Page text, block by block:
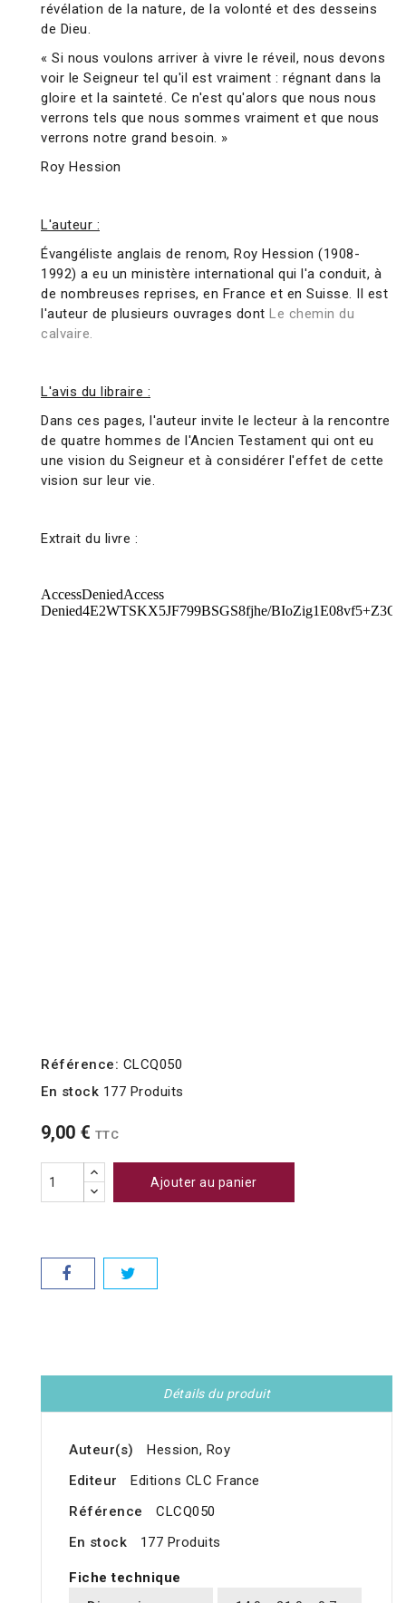
révélation de la nature, de la volonté et des desseins
de Dieu.
« Si nous voulons arriver à vivre le réveil, nous devons
voir le Seigneur tel qu'il est vraiment : régnant dans la
gloire et la sainteté. Ce n'est qu'alors que nous nous
verrons tels que nous sommes vraiment et que nous
verrons notre grand besoin. »
Roy Hession
L'auteur :
Évangéliste anglais de renom, Roy Hession (1908-
1992) a eu un ministère international qui l'a conduit, à
de nombreuses reprises, en France et en Suisse. Il est
l'auteur de plusieurs ouvrages dont Le chemin du
calvaire.
L'avis du libraire :
Dans ces pages, l'auteur invite le lecteur à la rencontre
de quatre hommes de l'Ancien Testament qui ont eu
une vision du Seigneur et à considérer l'effet de cette
vision sur leur vie.
Extrait du livre :
Référence: CLCQ050
En stock 177 Produits
9,00 € TTC
Ajouter au panier
Détails du produit
Auteur(s)
Hession, Roy
Editeur
Editions CLC France
Référence
CLCQ050
En stock
177 Produits
Fiche technique